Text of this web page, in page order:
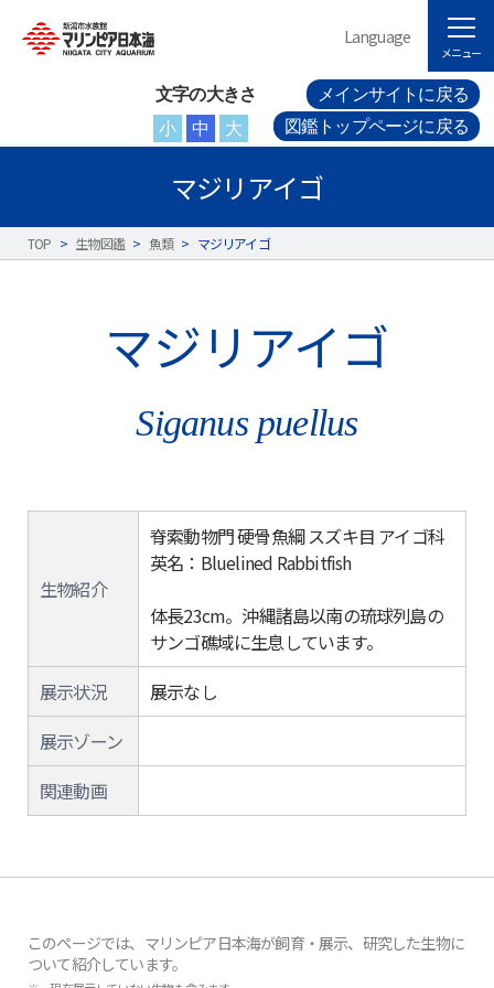
文字の大きさ
小
中 大
メインサイトに戻る
図鑑トップページに戻る
Language
メニュー
マジリアイゴ
TOP > 生物図鑑 > 魚類 > マジリアイゴ
マジリアイゴ
Siganus puellus
生物紹介
脊索動物門 硬骨魚綱 スズキ目 アイゴ科
英名：Bluelined Rabbitfish
体長23cm。沖縄諸島以南の琉球列島の
サンゴ礁域に生息しています。
展示状況
展示なし
展示ゾーン
関連動画
このページでは、マリンピア日本海が飼育・展示、研究した生物に
ついて紹介しています。